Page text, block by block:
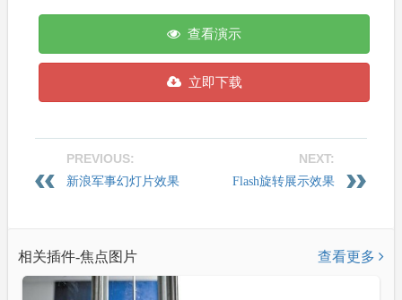
查看演示
立即下载
PREVIOUS: NEXT:
新浪军事幻灯片效果 Flash旋转展示效果
相关插件-焦点图片 查看更多